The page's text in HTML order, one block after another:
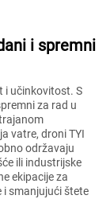
i spremni
i učinkovitost. S
za rad u
vatre, droni TYI
održavaju
ili industrijske
ekipacije za
smanjujući štete